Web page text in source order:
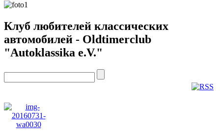
Клуб любителей классических
автомобилей - Oldtimerclub
"Autoklassika e.V."